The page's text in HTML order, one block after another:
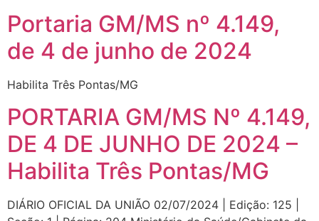
Portaria GM/MS nº 4.149,
de 4 de junho de 2024
Habilita Três Pontas/MG
PORTARIA GM/MS Nº 4.149,
DE 4 DE JUNHO DE 2024 –
Habilita Três Pontas/MG
DIÁRIO OFICIAL DA UNIÃO 02/07/2024 | Edição: 125 |